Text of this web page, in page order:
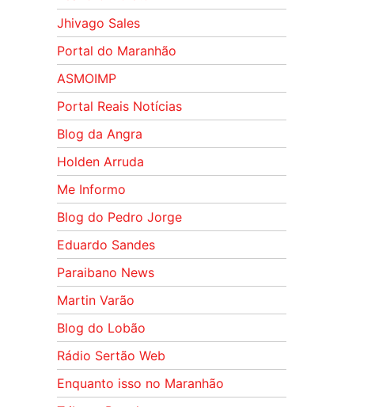
Jhivago Sales
Portal do Maranhão
ASMOIMP
Portal Reais Notí­cias
Blog da Angra
Holden Arruda
Me Informo
Blog do Pedro Jorge
Eduardo Sandes
Paraibano News
Martin Varão
Blog do Lobão
Rádio Sertão Web
Enquanto isso no Maranhão